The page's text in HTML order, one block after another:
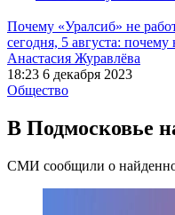
Почему «Уралсиб» не
сегодня, 5 августа:
Анастасия Журавлёва
18:23 6 декабря 2023
Общество
В Подмосковье
СМИ сообщили о